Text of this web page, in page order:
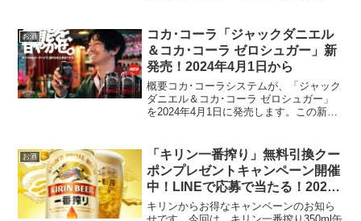
ツ産ホップ「ポラリス」を使用し、透明
感のあるク...
お酒
コカ･コーラ「ジャックダニエル
＆コカ･コーラ ゼロシュガー」新
発売！2024年4月1日から
概要コカ･コーラシステムが、「ジャック
ダニエル＆コカ･コーラ ゼロシュガー」
を2024年4月1日に発売します。この新商
「コカ･コーラ」のミックスドリンクの糖
類ゼロバージ...
お酒
「キリン一番搾り」無料引換クー
ポンプレゼントキャンペーン開催
中！LINEで応募で当たる！2024
年3月5日から3月11日(月) 23:59
キリンからお得なキャンペーンのお知ら